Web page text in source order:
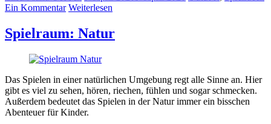
Ein Kommentar Weiterlesen
Spielraum: Natur
Das Spielen in einer natürlichen Umgebung regt alle Sinne an. Hier
gibt es viel zu sehen, hören, riechen, fühlen und sogar schmecken.
Außerdem bedeutet das Spielen in der Natur immer ein bisschen
Abenteuer für Kinder.